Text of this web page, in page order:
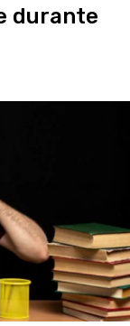
durante